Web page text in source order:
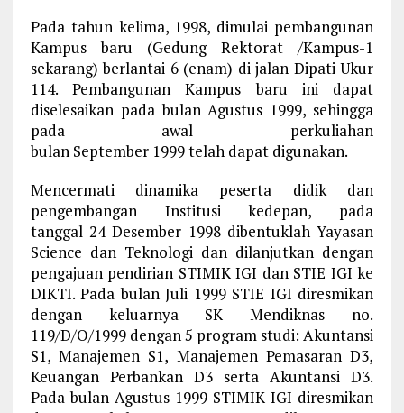
Pada tahun kelima, 1998, dimulai pembangunan
Kampus baru (Gedung Rektorat /Kampus-1
sekarang) berlantai 6 (enam) di jalan Dipati Ukur
114. Pembangunan Kampus baru ini dapat
diselesaikan pada bulan Agustus 1999, sehingga
pada awal perkuliahan
bulan September 1999 telah dapat digunakan.
Mencermati dinamika peserta didik dan
pengembangan Institusi kedepan, pada
tanggal 24 Desember 1998 dibentuklah Yayasan
Science dan Teknologi dan dilanjutkan dengan
pengajuan pendirian STIMIK IGI dan STIE IGI ke
DIKTI. Pada bulan Juli 1999 STIE IGI diresmikan
dengan keluarnya SK Mendiknas no.
119/D/O/1999 dengan 5 program studi: Akuntansi
S1, Manajemen S1, Manajemen Pemasaran D3,
Keuangan Perbankan D3 serta Akuntansi D3.
Pada bulan Agustus 1999 STIMIK IGI diresmikan